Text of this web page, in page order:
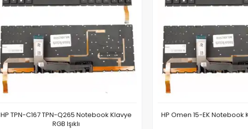
HP TPN-C167 TPN-Q265 Notebook Klavye
RGB Işıklı
HP Omen 15-EK Notebook